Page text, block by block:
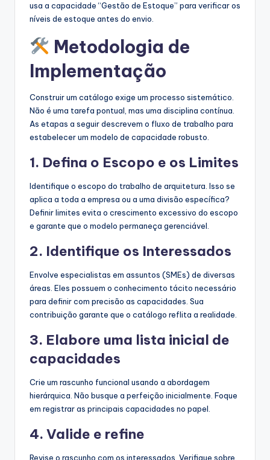
usa a capacidade “Gestão de Estoque” para verificar os
níveis de estoque antes do envio.
Metodologia de
Implementação
Construir um catálogo exige um processo sistemático.
Não é uma tarefa pontual, mas uma disciplina contínua.
As etapas a seguir descrevem o fluxo de trabalho para
estabelecer um modelo de capacidade robusto.
1. Defina o Escopo e os Limites
Identifique o escopo do trabalho de arquitetura. Isso se
aplica a toda a empresa ou a uma divisão específica?
Definir limites evita o crescimento excessivo do escopo
e garante que o modelo permaneça gerenciável.
2. Identifique os Interessados
Envolve especialistas em assuntos (SMEs) de diversas
áreas. Eles possuem o conhecimento tácito necessário
para definir com precisão as capacidades. Sua
contribuição garante que o catálogo reflita a realidade.
3. Elabore uma lista inicial de
capacidades
Crie um rascunho funcional usando a abordagem
hierárquica. Não busque a perfeição inicialmente. Foque
em registrar as principais capacidades no papel.
4. Valide e refine
Revise o rascunho com os interessados. Verifique sobre